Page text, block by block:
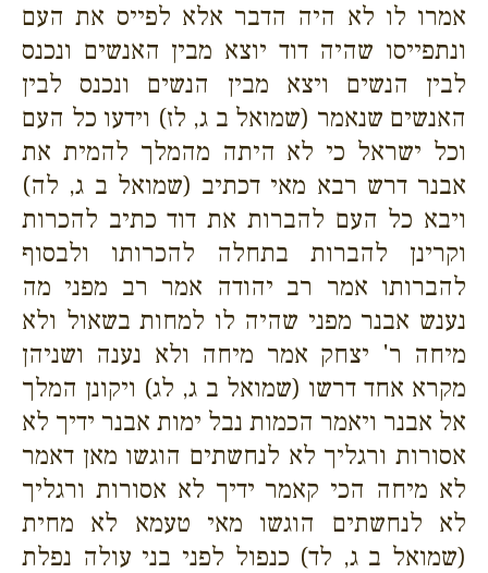
אמרו לו לא היה הדבר אלא לפייס את העם
ונתפייסו שהיה דוד יוצא מבין האנשים ונכנס
לבין הנשים ויצא מבין הנשים ונכנס לבין
האנשים שנאמר (שמואל ב ג, לז) וידעו כל העם
וכל ישראל כי לא היתה מהמלך להמית את
אבנר דרש רבא מאי דכתיב (שמואל ב ג, לה)
ויבא כל העם להברות את דוד כתיב להכרות
וקרינן להברות בתחלה להכרותו ולבסוף
להברותו אמר רב יהודה אמר רב מפני מה
נענש אבנר מפני שהיה לו למחות בשאול ולא
מיחה ר' יצחק אמר מיחה ולא נענה ושניהן
מקרא אחד דרשו (שמואל ב ג, לג) ויקונן המלך
אל אבנר ויאמר הכמות נבל ימות אבנר ידיך לא
אסורות ורגליך לא לנחשתים הוגשו מאן דאמר
לא מיחה הכי קאמר ידיך לא אסורות ורגליך
לא לנחשתים הוגשו מאי טעמא לא מחית
(שמואל ב ג, לד) כנפול לפני בני עולה נפלת